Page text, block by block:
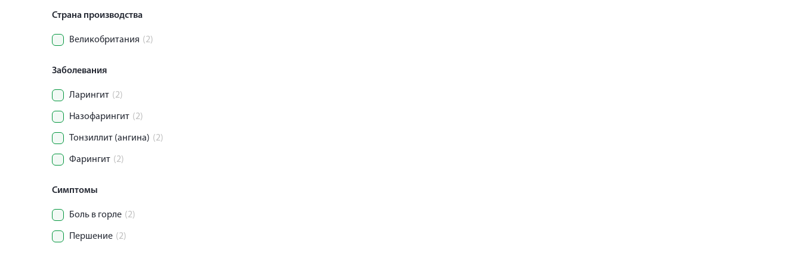
Страна производства
Великобритания (2)
Заболевания
Ларингит (2)
Назофарингит (2)
Тонзиллит (ангина) (2)
Фарингит (2)
Симптомы
Боль в горле (2)
Першение (2)